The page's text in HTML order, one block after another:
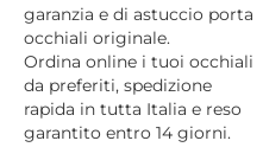
garanzia e di astuccio porta
occhiali originale.
Ordina online i tuoi occhiali
da preferiti, spedizione
rapida in tutta Italia e reso
garantito entro 14 giorni.